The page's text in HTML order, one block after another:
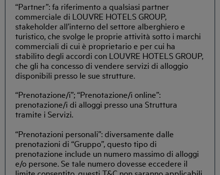
“Partner”: fa riferimento a qualsiasi partner
commerciale di LOUVRE HOTELS GROUP,
stakeholder all’interno del settore alberghiero e
turistico, che svolge le proprie attività sotto i marchi
commerciali di cui è proprietario e per cui ha
stabilito degli accordi con LOUVRE HOTELS GROUP,
che gli ha concesso di vendere servizi di alloggio
disponibili presso le sue strutture.
“Prenotazione/i”; “Prenotazione/i online”:
prenotazione/i di alloggi presso una Struttura
tramite i Servizi.
“Prenotazioni personali”: diversamente dalle
prenotazioni di “Gruppo”, questo tipo di
prenotazione include un numero massimo di alloggi
e/o persone. Se tale numero dovesse eccedere il
limite consentito, questi T&C non saranno applicabili.